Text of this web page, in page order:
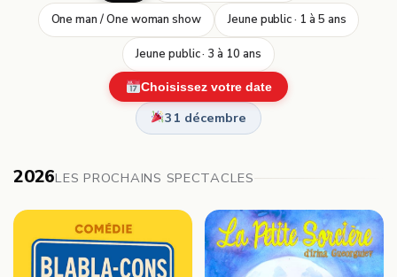
One man / One woman show Jeune public · 1 à 5 ans
Jeune public · 3 à 10 ans
Choisissez votre date
31 décembre
2026LES PROCHAINS SPECTACLES